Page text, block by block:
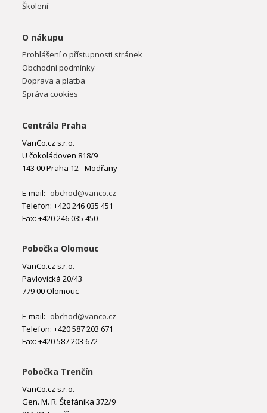
Školení
O nákupu
Prohlášení o přístupnosti stránek
Obchodní podmínky
Doprava a platba
Správa cookies
Centrála Praha
VanCo.cz s.r.o.
U čokoládoven 818/9
143 00 Praha 12 - Modřany
E-mail: obchod@vanco.cz
Telefon: +420 246 035 451
Fax: +420 246 035 450
Pobočka Olomouc
VanCo.cz s.r.o.
Pavlovická 20/43
779 00 Olomouc
E-mail: obchod@vanco.cz
Telefon: +420 587 203 671
Fax: +420 587 203 672
Pobočka Trenčín
VanCo.cz s.r.o.
Gen. M. R. Štefánika 372/9